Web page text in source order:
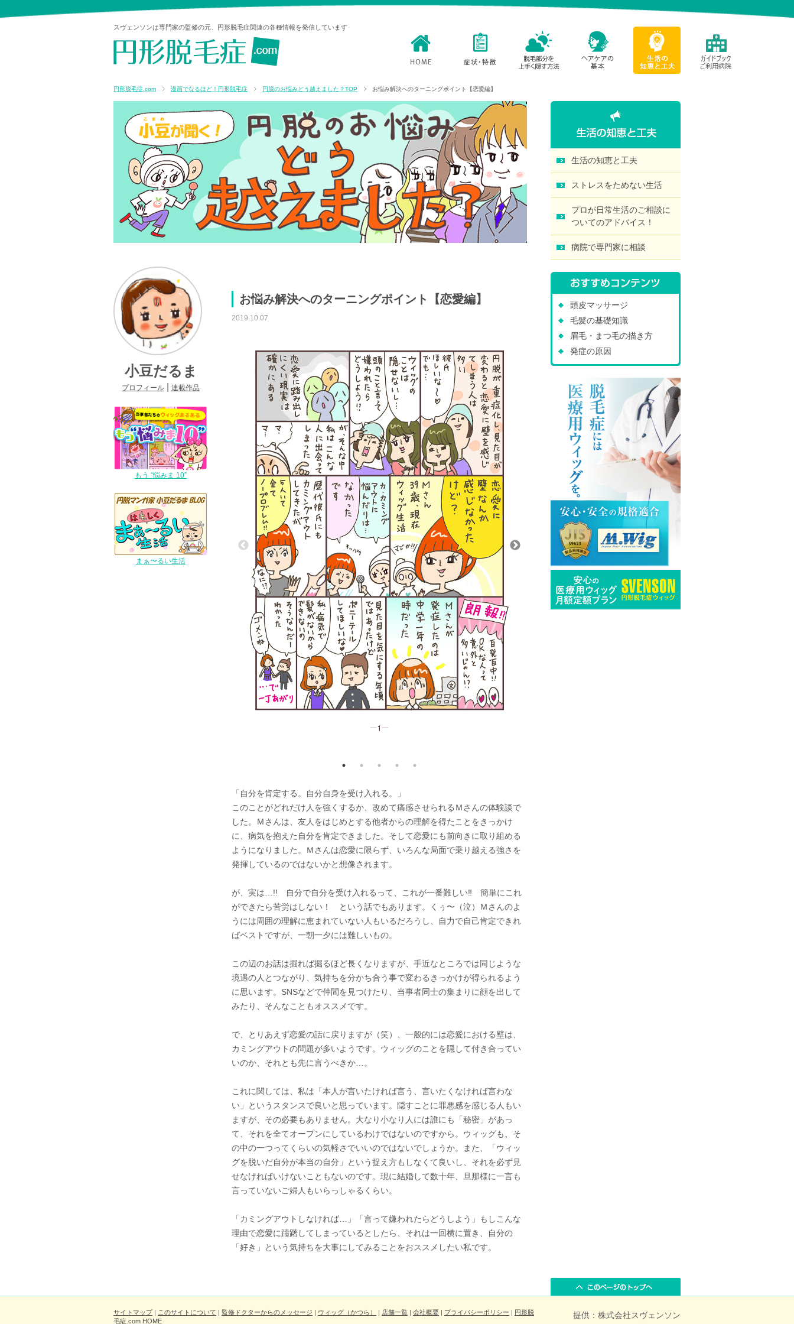
スヴェンソンは専門家の監修の元、円形脱毛症関連の各種情報を発信しています
円形脱毛症.com 漫画でなるほど！円形脱毛症 円脱のお悩みどう越えました？TOP お悩み解決へのターニングポイント【恋愛編】
小豆だるま
プロフィール 連載作品
もう “悩みま 10”
まぁ〜るい生活
お悩み解決へのターニングポイント【恋愛編】
2019.10.07
「自分を肯定する。自分自身を受け入れる。」
このことがどれだけ人を強くするか、改めて痛感させられるＭさんの体験談で
した。Ｍさんは、友人をはじめとする他者からの理解を得たことをきっかけ
に、病気を抱えた自分を肯定できました。そして恋愛にも前向きに取り組める
ようになりました。Ｍさんは恋愛に限らず、いろんな局面で乗り越える強さを
発揮しているのではないかと想像されます。
が、実は…!! 自分で自分を受け入れるって、これが一番難しい‼︎ 簡単にこれ
ができたら苦労はしない！ という話でもあります。くぅ〜（泣）Ｍさんのよ
うには周囲の理解に恵まれていない人もいるだろうし、自力で自己肯定できれ
ばベストですが、一朝一夕には難しいもの。
この辺のお話は掘れば掘るほど長くなりますが、手近なところでは同じような
境遇の人とつながり、気持ちを分かち合う事で変わるきっかけが得られるよう
に思います。SNSなどで仲間を見つけたり、当事者同士の集まりに顔を出して
みたり、そんなこともオススメです。
で、とりあえず恋愛の話に戻りますが（笑）、一般的には恋愛における壁は、
カミングアウトの問題が多いようです。ウィッグのことを隠して付き合ってい
いのか、それとも先に言うべきか…。
これに関しては、私は「本人が言いたければ言う、言いたくなければ言わな
い」というスタンスで良いと思っています。隠すことに罪悪感を感じる人もい
ますが、その必要もありません。大なり小なり人には誰にも「秘密」があっ
て、それを全てオープンにしているわけではないのですから。ウィッグも、そ
の中の一つってくらいの気軽さでいいのではないでしょうか。また、「ウィッ
グを脱いだ自分が本当の自分」という捉え方もしなくて良いし、それを必ず見
せなければいけないこともないのです。現に結婚して数十年、旦那様に一言も
言っていないご婦人もいらっしゃるくらい。
「カミングアウトしなければ…」「言って嫌われたらどうしよう」もしこんな
理由で恋愛に躊躇してしまっているとしたら、それは一回横に置き、自分の
「好き」という気持ちを大事にしてみることをおススメしたい私です。
生活の知恵と工夫
ストレスをためない生活
プロが日常生活のご相談に
ついてのアドバイス！
病院で専門家に相談
頭皮マッサージ
毛髪の基礎知識
眉毛・まつ毛の描き方
発症の原因
サイトマップ このサイトについて 監修ドクターからのメッセージ ウィッグ（かつら） 店舗一覧 会社概要 プライバシーポリシー
円形脱
毛症.com HOME
提供：株式会社スヴェンソン